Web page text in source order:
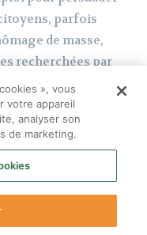
», vous
votre appareil
analyser son
de marketing.